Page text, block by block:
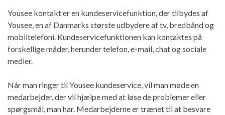
Yousee kontakt er en kundeservicefunktion, der tilbydes af
Yousee, en af Danmarks største udbydere af tv, bredbånd og
mobiltelefoni. Kundeservicefunktionen kan kontaktes på
forskellige måder, herunder telefon, e-mail, chat og sociale
medier.
Når man ringer til Yousee kundeservice, vil man møde en
medarbejder, der vil hjælpe med at løse de problemer eller
spørgsmål, man har. Medarbejderne er trænet til at besvare